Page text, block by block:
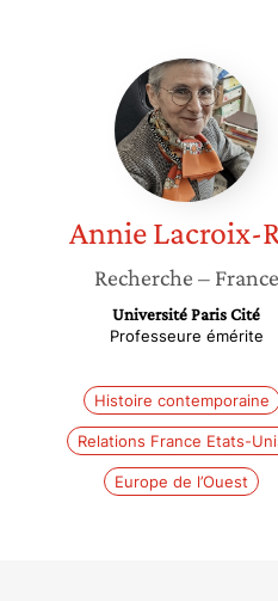
Annie
Lacroix-
Riz
Annie Lacroix-
Recherche – France
Université Paris Cité
Professeure émérite
Histoire contemporaine
Relations France Etats-
Europe de l’Ouest